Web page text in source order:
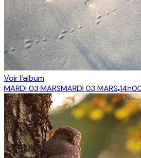
Voir l’album
MARDI 03 MARSMARDI 03 MARS